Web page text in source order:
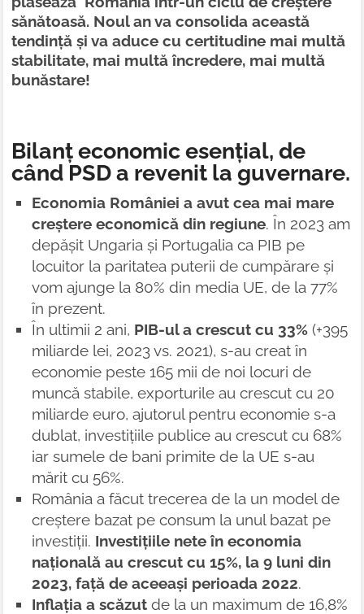
sănătoasă. Noul an va consolida această
tendință și va aduce cu certitudine mai multă
stabilitate, mai multă încredere, mai multă
bunăstare!
Bilanț economic esențial, de
când PSD a revenit la guvernare.
Economia României a avut cea mai mare
creștere economică din regiune. În 2023 am
depășit Ungaria și Portugalia ca PIB pe
locuitor la paritatea puterii de cumpărare și
vom ajunge la 80% din media UE, de la 77%
în prezent.
În ultimii 2 ani, PIB-ul a crescut cu 33% (+395
miliarde lei, 2023 vs. 2021), s-au creat în
economie peste 165 mii de noi locuri de
muncă stabile, exporturile au crescut cu 20
miliarde euro, ajutorul pentru economie s-a
dublat, investițiile publice au crescut cu 68%
iar sumele de bani primite de la UE s-au
mărit cu 56%.
România a făcut trecerea de la un model de
creștere bazat pe consum la unul bazat pe
investiții. Investițiile nete în economia
națională au crescut cu 15%, la 9 luni din
2023, față de aceeași perioada 2022.
Inflația a scăzut de la un maximum de 16,8%